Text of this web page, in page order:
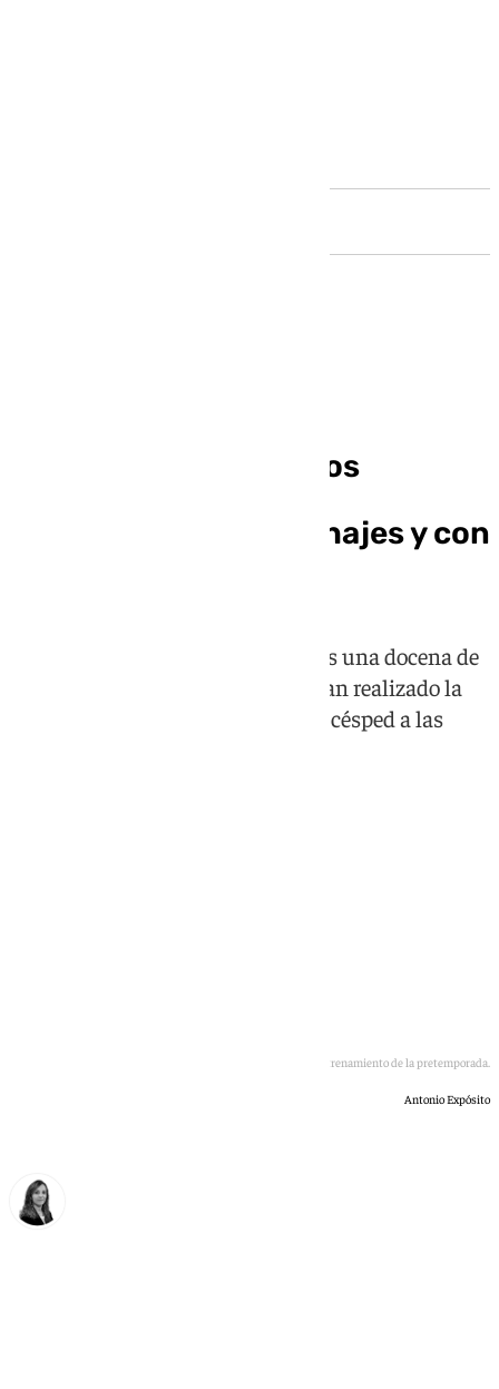
El Granada CF inicia los
pretemporada sin fichajes y con
La plantilla del primer equipo más una docena de
jugadores del filial y del juvenil han realizado la
primera sesión de trabajo sobre el césped a las
Pacheta y jugadores del Granada CF en el primer entrenamiento de la pretemporada.
Antonio Expósito